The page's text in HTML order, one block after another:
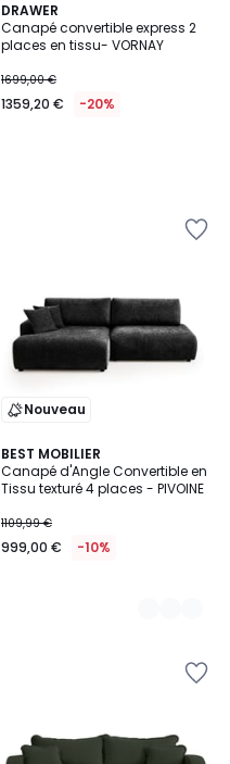
DRAWER
Canapé convertible express 2
places en tissu- VORNAY
1699,00 €
1359,20 € -20%
Nouveau
BEST MOBILIER
Canapé d'Angle Convertible en
Tissu texturé 4 places - PIVOINE
1109,99 €
999,00 € -10%
7
Couleurs